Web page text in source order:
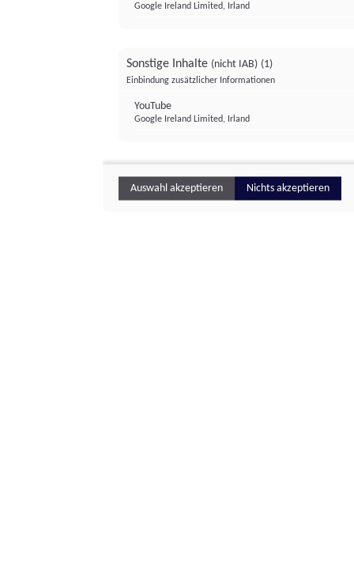
Google Ireland Limited, Irland
Sonstige Inhalte (nicht IAB) (1)
Einbindung zusätzlicher Informationen
YouTube
Google Ireland Limited, Irland
Auswahl akzeptieren Nichts akzeptieren